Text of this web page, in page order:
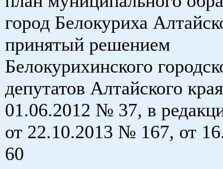
город Белокуриха
принятый решением
Белокурихинского
депутатов Алтайского
01.06.2012 № 37, в
от 22.10.2013 № 167, от
60